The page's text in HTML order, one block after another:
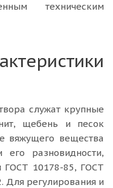
техническим
служат крупные
щебень и песок
вяжущего вещества
его разновидности,
ГОСТ 10178-85, ГОСТ
Для регулирования и